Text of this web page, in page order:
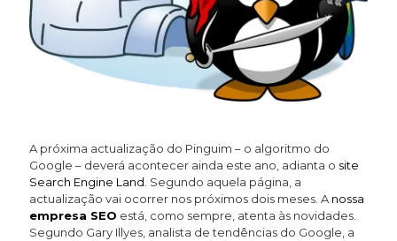
A próxima actualização do Pinguim – o algoritmo do
Google – deverá acontecer ainda este ano, adianta o site
Search Engine Land . Segundo aquela página, a
actualização vai ocorrer nos próximos dois meses. A nossa
empresa SEO está, como sempre, atenta às novidades.
Segundo Gary Illyes, analista de tendências do Google, a